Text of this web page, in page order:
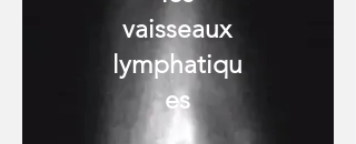
vaisseaux
lymphatiqu
es